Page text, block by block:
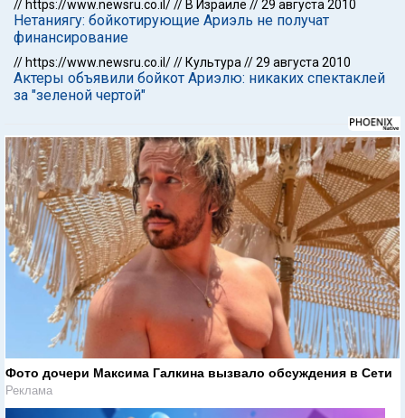
// https://www.newsru.co.il/// В Израиле //29 августа 2010
Нетаниягу: бойкотирующие Ариэль не получат
финансирование
// https://www.newsru.co.il/// Культура //29 августа 2010
Актеры объявили бойкот Ариэлю: никаких спектаклей
за "зеленой чертой"
Фото дочери Максима Галкина вызвало обсуждения в Сети
Реклама